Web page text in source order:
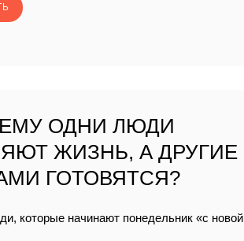
ОДНИ ЛЮДИ
ЖИЗНЬ, А ДРУГИЕ
ГОТОВЯТСЯ?
которые начинают понедельник «с новой